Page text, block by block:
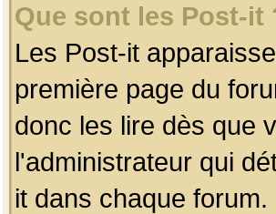
Que sont les Post-it
Les Post-it
première page du
donc les lire dès que
l'administrateur qui
it dans chaque forum.